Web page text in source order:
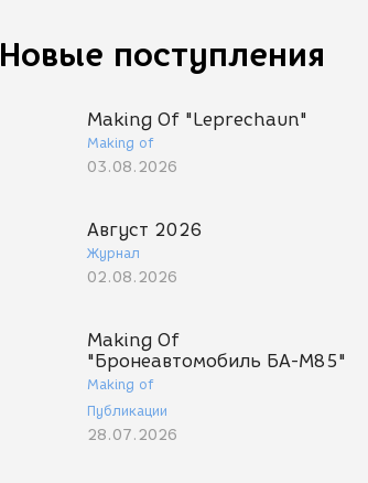
Новые поступления
Making Of "Leprechaun"
Making of
03.08.2026
Август 2026
Журнал
02.08.2026
Making Of
"Бронеавтомобиль БА-М85"
Making of
Публикации
28.07.2026